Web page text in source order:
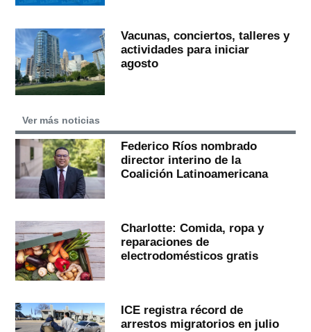
Vacunas, conciertos, talleres y
actividades para iniciar
agosto
Ver más noticias
Federico Ríos nombrado
director interino de la
Coalición Latinoamericana
Charlotte: Comida, ropa y
reparaciones de
electrodomésticos gratis
ICE registra récord de
arrestos migratorios en julio